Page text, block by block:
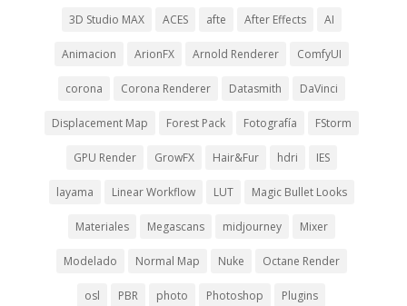
3D Studio MAX ACES afte After Effects AI
Animacion ArionFX Arnold Renderer ComfyUI
corona Corona Renderer Datasmith DaVinci
Displacement Map Forest Pack Fotografía FStorm
GPU Render GrowFX Hair&Fur hdri IES
layama Linear Workflow LUT Magic Bullet Looks
Materiales Megascans midjourney Mixer
Modelado Normal Map Nuke Octane Render
osl PBR photo Photoshop Plugins